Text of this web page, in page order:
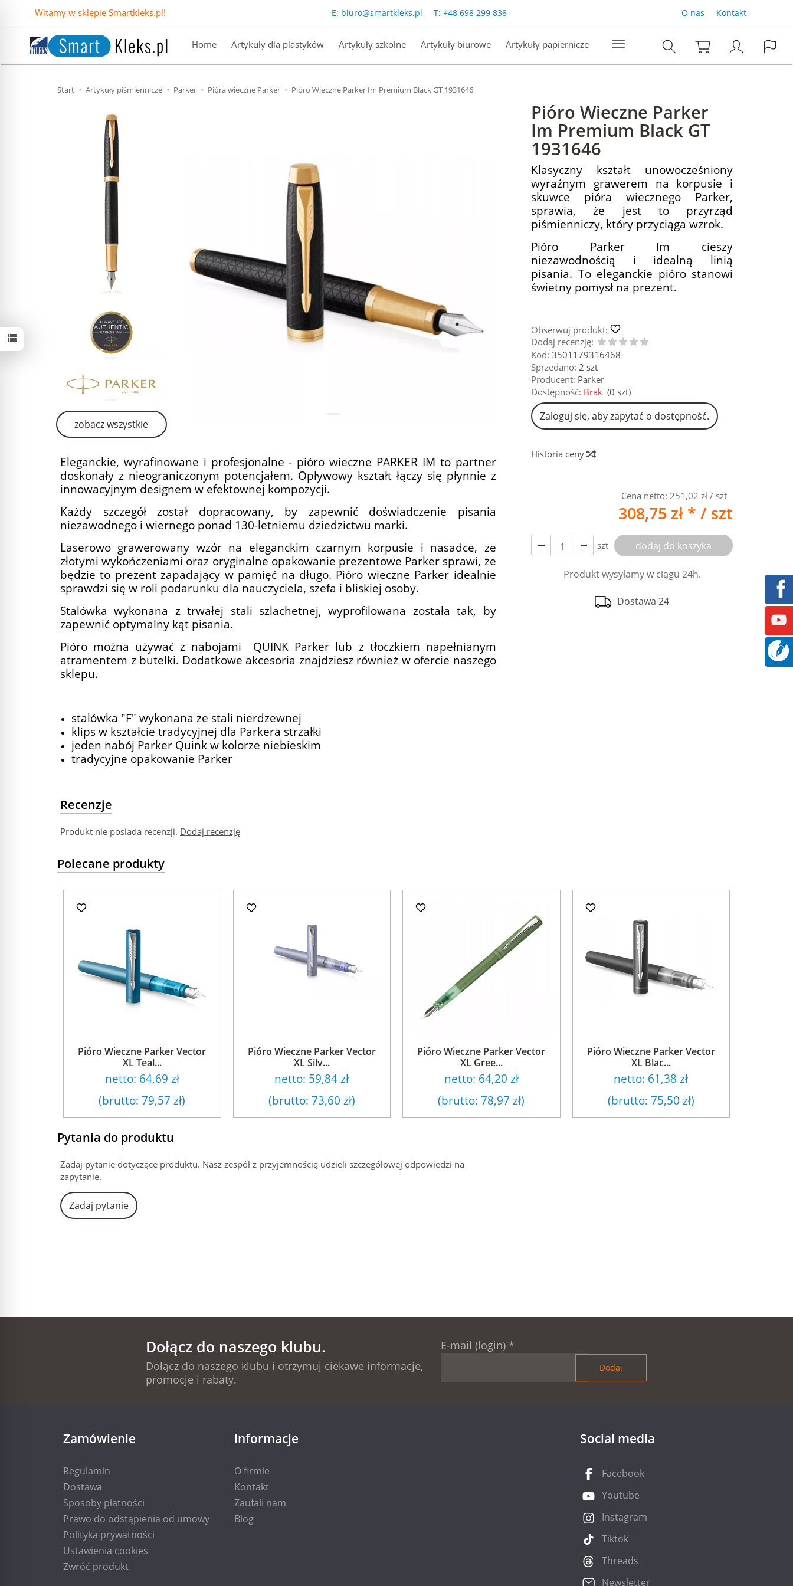
Witamy w sklepie Smartkleks.pl! E: biuro@smartkleks.pl T: +48 698 299 838 O nas Kontakt
Home Artykuły dla plastyków Artykuły szkolne Artykuły biurowe Artykuły papiernicze
Start Artykuły piśmiennicze Parker Pióra wieczne Parker Pióro Wieczne Parker Im Premium Black GT 1931646
zobacz wszystkie
Pióro Wieczne Parker
Im Premium Black GT
1931646
Klasyczny kształt unowocześniony
wyraźnym grawerem na korpusie i
skuwce pióra wiecznego Parker,
sprawia, że jest to przyrząd
piśmienniczy, który przyciąga wzrok.
Pióro Parker Im cieszy
niezawodnością i idealną linią
pisania. To eleganckie pióro stanowi
świetny pomysł na prezent.
Obserwuj produkt:
Dodaj recenzję:
Kod: 3501179316468
Sprzedano: 2 szt
Producent: Parker
Dostępność: Brak (0 szt)
Zaloguj się, aby zapytać o dostępność.
Historia ceny
Cena netto: 251,02 zł / szt
308,75 zł * / szt
szt dodaj do koszyka
Produkt wysyłamy w ciągu 24h.
Dostawa 24
Eleganckie, wyrafinowane i profesjonalne - pióro wieczne PARKER IM to partner
doskonały z nieograniczonym potencjałem. Opływowy kształt łączy się płynnie z
innowacyjnym designem w efektownej kompozycji.
Każdy szczegół został dopracowany, by zapewnić doświadczenie pisania
niezawodnego i wiernego ponad 130-letniemu dziedzictwu marki.
Laserowo grawerowany wzór na eleganckim czarnym korpusie i nasadce, ze
złotymi wykończeniami oraz oryginalne opakowanie prezentowe Parker sprawi, że
będzie to prezent zapadający w pamięć na długo. Pióro wieczne Parker idealnie
sprawdzi się w roli podarunku dla nauczyciela, szefa i bliskiej osoby.
Stalówka wykonana z trwałej stali szlachetnej, wyprofilowana została tak, by
zapewnić optymalny kąt pisania.
Pióro można używać z nabojami QUINK Parker lub z tłoczkiem napełnianym
atramentem z butelki. Dodatkowe akcesoria znajdziesz również w ofercie naszego
sklepu.
stalówka "F" wykonana ze stali nierdzewnej
klips w kształcie tradycyjnej dla Parkera strzałki
jeden nabój Parker Quink w kolorze niebieskim
tradycyjne opakowanie Parker
Recenzje
Produkt nie posiada recenzji. Dodaj recenzję
Polecane produkty
Pióro Wieczne Parker Vector
XL Teal...
netto: 64,69 zł
(brutto:79,57 zł)
Pióro Wieczne Parker Vector
XL Silv...
netto: 59,84 zł
(brutto: 73,60 zł)
Pióro Wieczne Parker Vector
XL Gree...
netto: 64,20 zł
(brutto:78,97 zł)
Pióro Wieczne Parker Vector
XL Blac...
netto: 61,38 zł
(brutto: 75,50 zł)
Pytania do produktu
Zadaj pytanie dotyczące produktu. Nasz zespół z przyjemnością udzieli szczegółowej odpowiedzi na
zapytanie.
Zadaj pytanie
Dołącz do naszego klubu.
Dołącz do naszego klubu i otrzymuj ciekawe informacje,
promocje i rabaty.
E-mail (login) *
Zamówienie
Regulamin
Dostawa
Sposoby płatności
Prawo do odstąpienia od umowy
Polityka prywatności
Ustawienia cookies
Zwróć produkt
Informacje
O firmie
Kontakt
Zaufali nam
Blog
Social media
Facebook
Youtube
Instagram
Tiktok
Threads
Newsletter